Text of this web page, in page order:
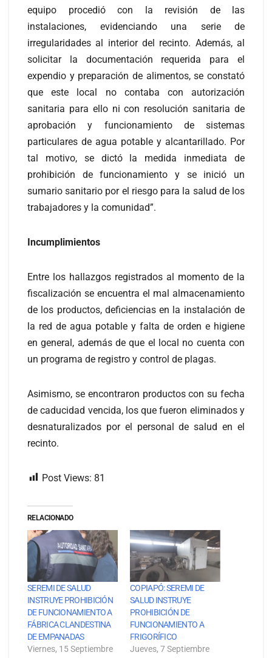
equipo procedió con la revisión de las
instalaciones, evidenciando una serie de
irregularidades al interior del recinto. Además, al
solicitar la documentación requerida para el
expendio y preparación de alimentos, se constató
que este local no contaba con autorización
sanitaria para ello ni con resolución sanitaria de
aprobación y funcionamiento de sistemas
particulares de agua potable y alcantarillado. Por
tal motivo, se dictó la medida inmediata de
prohibición de funcionamiento y se inició un
sumario sanitario por el riesgo para la salud de los
trabajadores y la comunidad”.
Incumplimientos
Entre los hallazgos registrados al momento de la
fiscalización se encuentra el mal almacenamiento
de los productos, deficiencias en la instalación de
la red de agua potable y falta de orden e higiene
en general, además de que el local no cuenta con
un programa de registro y control de plagas.
Asimismo, se encontraron productos con su fecha
de caducidad vencida, los que fueron eliminados y
desnaturalizados por el personal de salud en el
recinto.
Post Views: 81
RELACIONADO
SEREMI DE SALUD
INSTRUYE PROHIBICIÓN
DE FUNCIONAMIENTO A
FÁBRICA CLANDESTINA
DE EMPANADAS
Viernes, 15 Septiembre
COPIAPÓ: SEREMI DE
SALUD INSTRUYE
PROHIBICIÓN DE
FUNCIONAMIENTO A
FRIGORÍFICO
Jueves, 7 Septiembre